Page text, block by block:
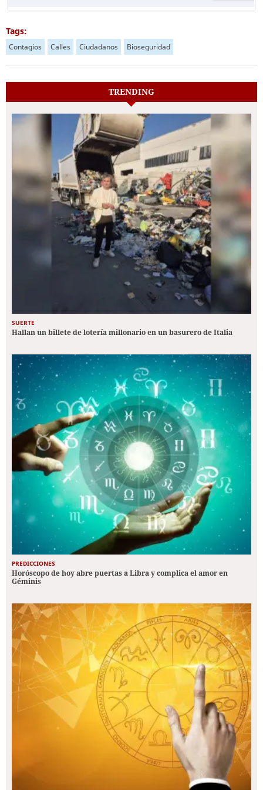
Tags:
Contagios Calles Ciudadanos Bioseguridad
TRENDING
SUERTE
Hallan un billete de lotería millonario en un basurero de Italia
PREDICCIONES
Horóscopo de hoy abre puertas a Libra y complica el amor en
Géminis